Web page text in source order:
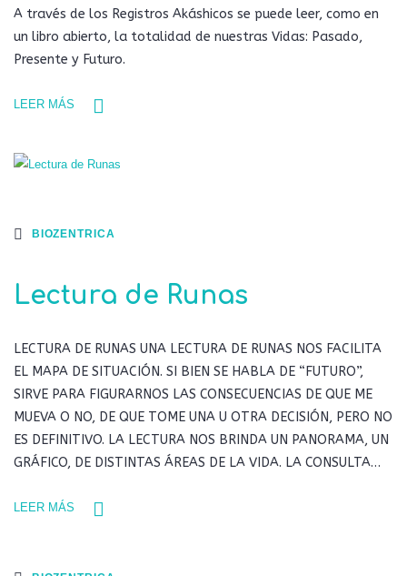
A través de los Registros Akáshicos se puede leer, como en
un libro abierto, la totalidad de nuestras Vidas: Pasado,
Presente y Futuro.
LEER MÁS
BIOZENTRICA
Lectura de Runas
LECTURA DE RUNAS UNA LECTURA DE RUNAS NOS FACILITA
EL MAPA DE SITUACIÓN. SI BIEN SE HABLA DE “FUTURO”,
SIRVE PARA FIGURARNOS LAS CONSECUENCIAS DE QUE ME
MUEVA O NO, DE QUE TOME UNA U OTRA DECISIÓN, PERO NO
ES DEFINITIVO. LA LECTURA NOS BRINDA UN PANORAMA, UN
GRÁFICO, DE DISTINTAS ÁREAS DE LA VIDA. LA CONSULTA…
LEER MÁS